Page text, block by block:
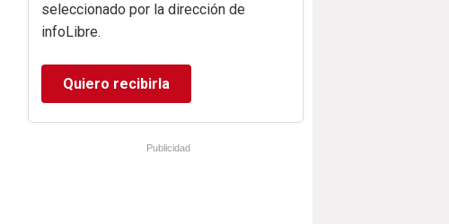
seleccionado por la dirección de
infoLibre.
Quiero recibirla
Publicidad